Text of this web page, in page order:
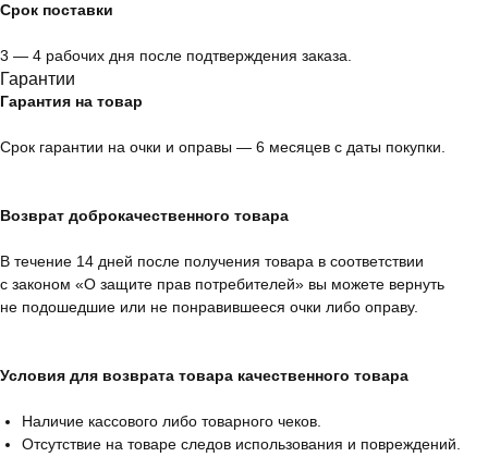
Срок поставки
3 — 4 рабочих дня после подтверждения заказа.
Гарантии
Гарантия на товар
Срок гарантии на очки и оправы — 6 месяцев с даты покупки.
Возврат доброкачественного товара
В течение 14 дней после получения товара в соответствии
с законом «О защите прав потребителей» вы можете вернуть
не подошедшие или не понравившееся очки либо оправу.
Условия для возврата товара качественного товара
Наличие кассового либо товарного чеков.
Отсутствие на товаре следов использования и повреждений.